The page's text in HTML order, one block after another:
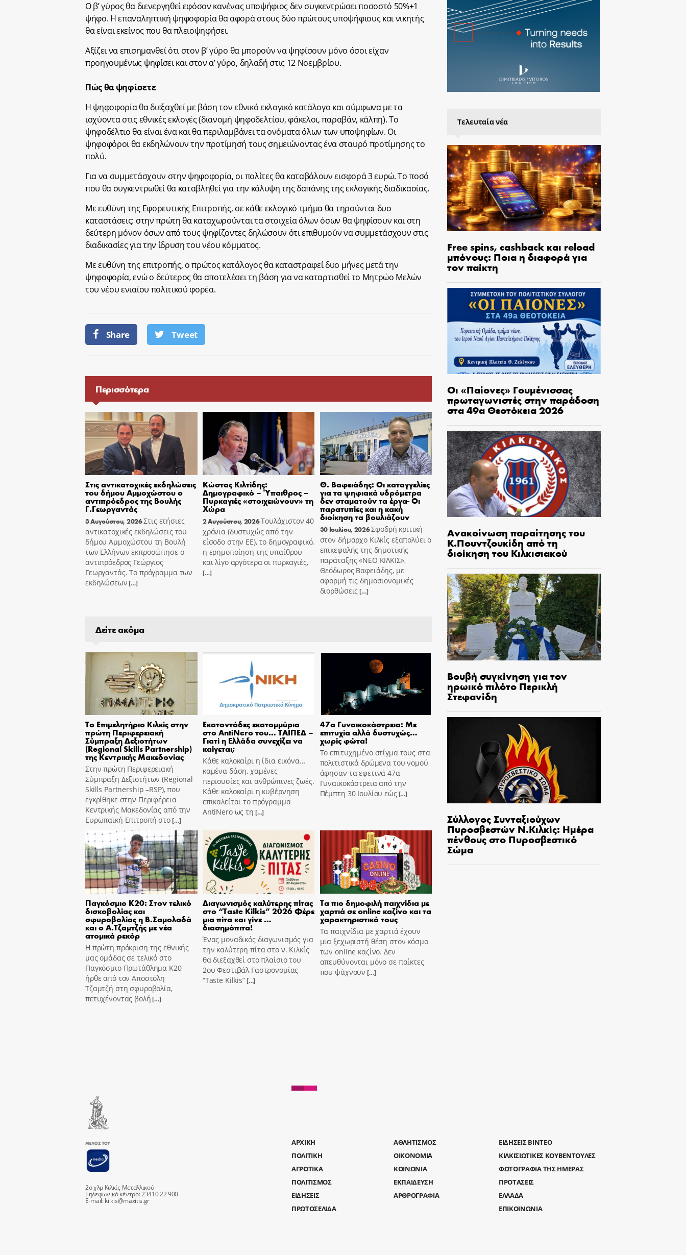
Ο β’ γύρος θα διενεργηθεί εφόσον κανένας υποψήφιος δεν συγκεντρώσει ποσοστό 50%+1
ψήφο. Η επαναληπτική ψηφοφορία θα αφορά στους δύο πρώτους υποψήφιους και νικητής
θα είναι εκείνος που θα πλειοψηφήσει.
Αξίζει να επισημανθεί ότι στον β’ γύρο θα μπορούν να ψηφίσουν μόνο όσοι είχαν
προηγουμένως ψηφίσει και στον α’ γύρο, δηλαδή στις 12 Νοεμβρίου.
Πώς θα ψηφίσετε
Η ψηφοφορία θα διεξαχθεί με βάση τον εθνικό εκλογικό κατάλογο και σύμφωνα με τα
ισχύοντα στις εθνικές εκλογές (διανομή ψηφοδελτίου, φάκελοι, παραβάν, κάλπη). Το
ψηφοδέλτιο θα είναι ένα και θα περιλαμβάνει τα ονόματα όλων των υποψηφίων. Οι
ψηφοφόροι θα εκδηλώνουν την προτίμησή τους σημειώνοντας ένα σταυρό προτίμησης το
πολύ.
Για να συμμετάσχουν στην ψηφοφορία, οι πολίτες θα καταβάλουν εισφορά 3 ευρώ. Το ποσό
που θα συγκεντρωθεί θα καταβληθεί για την κάλυψη της δαπάνης της εκλογικής διαδικασίας.
Με ευθύνη της Εφορευτικής Επιτροπής, σε κάθε εκλογικό τμήμα θα τηρούνται δυο
καταστάσεις: στην πρώτη θα καταχωρούνται τα στοιχεία όλων όσων θα ψηφίσουν και στη
δεύτερη μόνον όσων από τους ψηφίζοντες δηλώσουν ότι επιθυμούν να συμμετάσχουν στις
διαδικασίες για την ίδρυση του νέου κόμματος.
Με ευθύνη της επιτροπής, ο πρώτος κατάλογος θα καταστραφεί δυο μήνες μετά την
ψηφοφορία, ενώ ο δεύτερος θα αποτελέσει τη βάση για να καταρτισθεί το Μητρώο Μελών
του νέου ενιαίου πολιτικού φορέα.
Share Tweet
Περισσότερα
Στις αντικατοχικές εκδηλώσεις
του δήμου Αμμοχώστου ο
αντιπρόεδρος της Βουλής
Γ.Γεωργαντάς
3 Αυγούστου, 2026Στις ετήσιες
αντικατοχικές εκδηλώσεις του
δήμου Αμμοχώστου τη Βουλή
των Ελλήνων εκπροσώπησε ο
αντιπρόεδρος Γεώργιος
Γεωργαντάς. Το πρόγραμμα των
εκδηλώσεων[…]
Κώστας Κιλτίδης:
Δημογραφικό – Ύπαιθρος –
Πυρκαγιές «στοιχειώνουν» τη
Χώρα
2 Αυγούστου, 2026Τουλάχιστον 40
χρόνια (δυστυχώς από την
είσοδο στην ΕΕ), το δημογραφικό,
η ερημοποίηση της υπαίθρου
και λίγο αργότερα οι πυρκαγιές,
[…]
Θ. Βαφειάδης: Οι καταγγελίες
για τα ψηφιακά υδρόμετρα
δεν σταματούν τα έργα- Οι
παρατυπίες και η κακή
διοίκηση τα βουλιάζουν
30 Ιουλίου, 2026Σφοδρή κριτική
στον δήμαρχο Κιλκίς εξαπολύει ο
επικεφαλής της δημοτικής
παράταξης «ΝΕΟ ΚΙΛΚΙΣ»,
Θεόδωρος Βαφειάδης, με
αφορμή τις δημοσιονομικές
διορθώσεις[…]
Δείτε ακόμα
Το Επιμελητήριο Κιλκίς στην
πρώτη Περιφερειακή
Σύμπραξη Δεξιοτήτων
(Regional Skills Partnership)
της Κεντρικής Μακεδονίας
Στην πρώτη Περιφερειακή
Σύμπραξη Δεξιοτήτων (Regional
Skills Partnership –RSP), που
εγκρίθηκε στην Περιφέρεια
Κεντρικής Μακεδονίας από την
Ευρωπαϊκή Επιτροπή στο[…]
Εκατοντάδες εκατομμύρια
στο AntiNero του… ΤΑΙΠΕΔ –
Γιατί η Ελλάδα συνεχίζει να
καίγεται;
Κάθε καλοκαίρι η ίδια εικόνα…
καμένα δάση, χαμένες
περιουσίες και ανθρώπινες ζωές.
Κάθε καλοκαίρι η κυβέρνηση
επικαλείται το πρόγραμμα
AntiNero ως τη […]
47α Γυναικοκάστρεια: Με
επιτυχία αλλά δυστυχώς…
χωρίς φώτα!
Το επιτυχημένο στίγμα τους στα
πολιτιστικά δρώμενα του νομού
άφησαν τα εφετινά 47α
Γυναικοκάστρεια από την
Πέμπτη 30 Ιουλίου εώς[…]
Παγκόσμιο Κ20: Στον τελικό
δισκοβολίας και
σφυροβολίας η Β.Σαμολαδά
και ο Α.Τζαμτζής με νέα
ατομικά ρεκόρ
Η πρώτη πρόκριση της εθνικής
μας ομάδας σε τελικό στο
Παγκόσμιο Πρωτάθλημα Κ20
ήρθε από τον Αποστόλη
Τζαμτζή στη σφυροβολία,
πετυχένοντας βολή[…]
Διαγωνισμός καλύτερης πίτας
στο “Taste Kilkis” 2026 Φέρε
μια πίτα και γίνε …
διασημόπιτα!
Ένας μοναδικός διαγωνισμός για
την καλύτερη πίτα στο ν. Κιλκίς
θα διεξαχθεί στο πλαίσιο του
2ου Φεστιβάλ Γαστρονομίας
“Taste Kilkis”[…]
Τα πιο δημοφιλή παιχνίδια με
χαρτιά σε online καζίνο και τα
χαρακτηριστικά τους
Τα παιχνίδια με χαρτιά έχουν
μια ξεχωριστή θέση στον κόσμο
των online καζίνο. Δεν
απευθύνονται μόνο σε παίκτες
που ψάχνουν […]
Τελευταία νέα
Free spins, cashback και reload
μπόνους: Ποια η διαφορά για
τον παίκτη
Οι «Παίονες» Γουμένισσας
πρωταγωνιστές στην παράδοση
στα 49α Θεοτόκεια 2026
Ανακοίνωση παραίτησης του
Κ.Πουντζουκίδη από τη
διοίκηση του Κιλκισιακού
Βουβή συγκίνηση για τον
ηρωικό πιλότο Περικλή
Στεφανίδη
Σύλλογος Συνταξιούχων
Πυροσβεστών Ν.Κιλκίς: Ημέρα
πένθους στο Πυροσβεστικό
Σώμα
2ο χλμ Κιλκίς Μεταλλικού
Τηλεφωνικό κέντρο: 23410 22 900
E-mail:kilkis@maxitis.gr
AΡΧΙΚΗ
ΑΘΛΗΤΙΣΜΟΣ
ΠΟΛΙΤΙΚΗ
ΟΙΚΟΝΟΜΙΑ
ΑΓΡΟΤΙΚΑ
ΚΟΙΝΩΝΙΑ
ΠΟΛΙΤΙΣΜΟΣ
ΕΚΠΑΙΔΕΥΣΗ
ΕΙΔΗΣΕΙΣ
ΑΡΘΡΟΓΡΑΦΙΑ
ΠΡΩΤΟΣΕΛΙΔΑ
ΕΙΔΗΣΕΙΣ ΒΙΝΤΕΟ
ΚΙΛΚΙΣΙΩΤΙΚΕΣ ΚΟΥΒΕΝΤΟΥΛΕΣ
ΦΩΤΟΓΡΑΦΙΑ ΤΗΣ ΗΜΕΡΑΣ
ΠΡΟΤΑΣΕΙΣ
ΕΛΛΑΔΑ
ΕΠΙΚΟΙΝΩΝΙΑ